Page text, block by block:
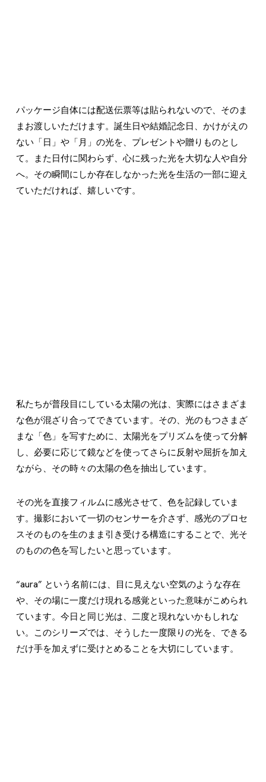
パッケージ自体には配送伝票等は貼られないので、そのま
まお渡しいただけます。誕生日や結婚記念日、かけがえの
ない「日」や「月」の光を、プレゼントや贈りものとし
て。また日付に関わらず、心に残った光を大切な人や自分
へ。その瞬間にしか存在しなかった光を生活の一部に迎え
ていただければ、嬉しいです。
私たちが普段目にしている太陽の光は、実際にはさまざま
な色が混ざり合ってできています。その、光のもつさまざ
まな「色」を写すために、太陽光をプリズムを使って分解
し、必要に応じて鏡などを使ってさらに反射や屈折を加え
ながら、その時々の太陽の色を抽出しています。
その光を直接フィルムに感光させて、色を記録していま
す。撮影において一切のセンサーを介さず、感光のプロセ
スそのものを生のまま引き受ける構造にすることで、光そ
のものの色を写したいと思っています。
“aura” という名前には、目に見えない空気のような存在
や、その場に一度だけ現れる感覚といった意味がこめられ
ています。今日と同じ光は、二度と現れないかもしれな
い。このシリーズでは、そうした一度限りの光を、できる
だけ手を加えずに受けとめることを大切にしています。